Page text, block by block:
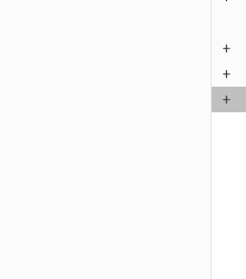
+
+
+